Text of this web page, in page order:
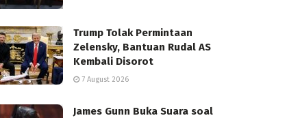
Trump Tolak Permintaan
Zelensky, Bantuan Rudal AS
Kembali Disorot
7 August 2026
James Gunn Buka Suara soal